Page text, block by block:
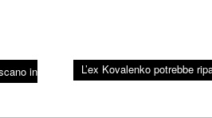
in
L’ex Kovalenko potrebbe